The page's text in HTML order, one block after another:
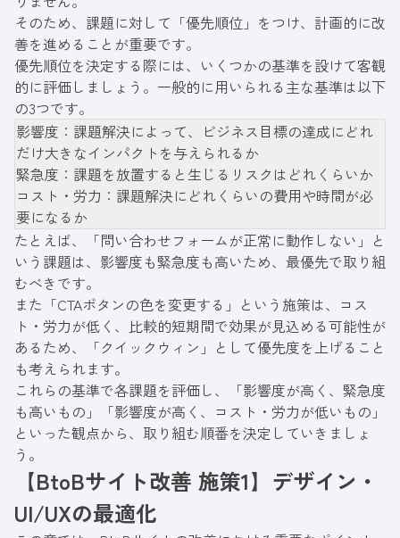
そのため、課題に対して「優先順位」をつけ、計画的に改
善を進めることが重要です。
優先順位を決定する際には、いくつかの基準を設けて客観
的に評価しましょう。一般的に用いられる主な基準は以下
の3つです。
影響度：課題解決によって、ビジネス目標の達成にどれ
だけ大きなインパクトを与えられるか
緊急度：課題を放置すると生じるリスクはどれくらいか
コスト・労力：課題解決にどれくらいの費用や時間が必
要になるか
たとえば、「問い合わせフォームが正常に動作しない」と
いう課題は、影響度も緊急度も高いため、最優先で取り組
むべきです。
また「CTAボタンの色を変更する」という施策は、コス
ト・労力が低く、比較的短期間で効果が見込める可能性が
あるため、「クイックウィン」として優先度を上げること
も考えられます。
これらの基準で各課題を評価し、「影響度が高く、緊急度
も高いもの」「影響度が高く、コスト・労力が低いもの」
といった観点から、取り組む順番を決定していきましょ
う。
【BtoBサイト改善 施策1】デザイン・
UI/UXの最適化